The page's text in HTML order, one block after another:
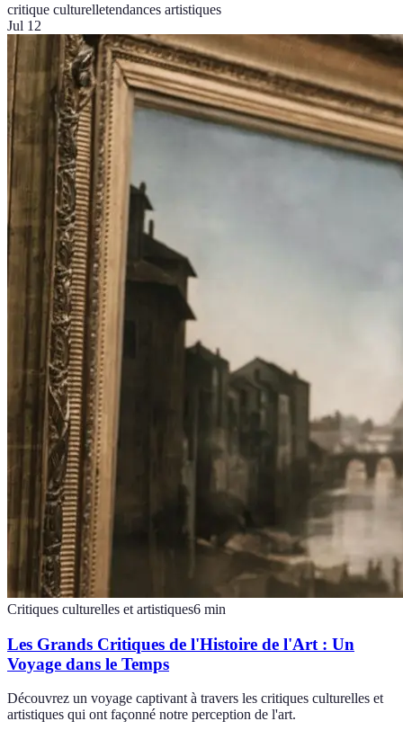
critique culturelletendances artistiques
Jul 12
Critiques culturelles et artistiques6 min
Les Grands Critiques de l'Histoire de l'Art : Un
Voyage dans le Temps
Découvrez un voyage captivant à travers les critiques culturelles et
artistiques qui ont façonné notre perception de l'art.